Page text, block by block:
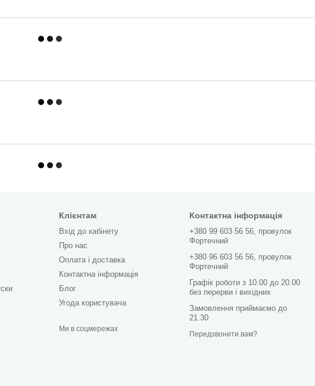
Клієнтам
Вхід до кабінету
Про нас
Оплата і доставка
Контактна інформація
Блог
Угода користувача
Ми в соцмережах
Контактна інформація
+380 99 603 56 56, провулок
Фортечний
+380 96 603 56 56, провулок
Фортечний
Графік роботи з 10.00 до 20.00
без перерви і вихідних
Замовлення приймаємо до
21.30
Передзвонити вам?